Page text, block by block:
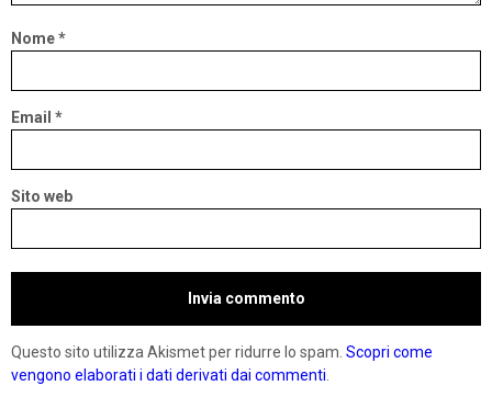
Nome*
Email *
Sito web
Questo sito utilizza Akismet per ridurre lo spam. Scopri come
vengono elaborati i dati derivati dai commenti.